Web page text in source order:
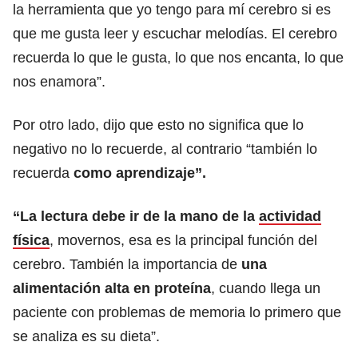
la herramienta que yo tengo para mí cerebro si es
que me gusta leer y escuchar melodías. El cerebro
recuerda lo que le gusta, lo que nos encanta, lo que
nos enamora”.
Por otro lado, dijo que esto no significa que lo
negativo no lo recuerde, al contrario “también lo
recuerda como aprendizaje”.
“La lectura debe ir de la mano de la actividad
física, movernos, esa es la principal función del
cerebro. También la importancia de una
alimentación alta en proteína, cuando llega un
paciente con problemas de memoria lo primero que
se analiza es su dieta”.